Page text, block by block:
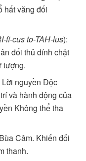
hất văng đối
fi-cus to-TAH-lus):
đối thủ dính chặt
tượng.
Lời nguyền Độc
và hành động của
Không thể tha
Câm. Khiến đối
thanh.